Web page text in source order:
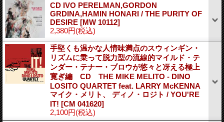
CD IVO PERELMAN,GORDON
GRDINA,HAMIN HONARI / THE PURITY OF
DESIRE [MW 10112]
2,380円(税込)
手堅くも温かな人情味満点のスウィンギン・
リズムに乗って脱力型の流線的マイルド・テ
ンダー・テナー・ブロウが悠々と冴える極上
寛ぎ編 CD THE MIKE MELITO - DINO
LOSITO QUARTET feat. LARRY McKENNA
マイク・メリト、 ディノ・ロジト / YOU'RE
IT! [CM 041620]
2,100円(税込)